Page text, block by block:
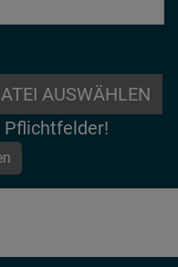
AUSWÄHLEN
Pflichtfelder!